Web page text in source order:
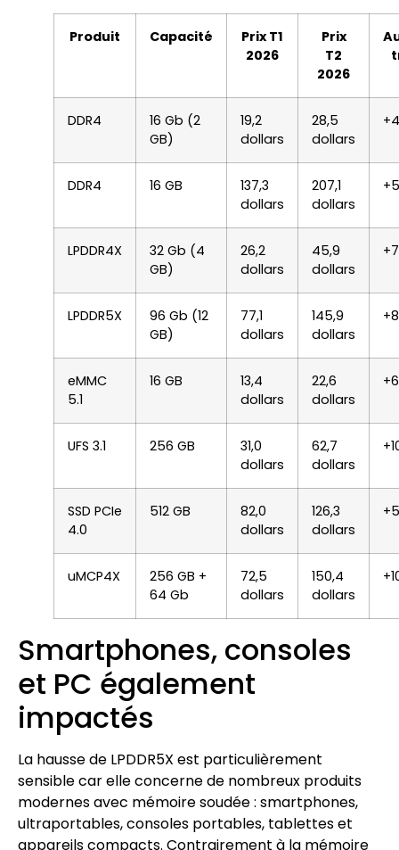
Produit Capacité
Prix T1
2026
Prix
T2
2026
DDR4
16 Gb (2
GB)
19,2
dollars
28,5
dollars
DDR4 16 GB
137,3
dollars
207,1
dollars
LPDDR4X
32 Gb (4
GB)
26,2
dollars
45,9
dollars
LPDDR5X
96 Gb (12
GB)
77,1
dollars
145,9
dollars
eMMC
5.1
16 GB
13,4
dollars
22,6
dollars
UFS 3.1 256 GB
31,0
dollars
62,7
dollars
SSD PCIe
4.0
512 GB
82,0
dollars
126,3
dollars
uMCP4X
256 GB +
64 Gb
72,5
dollars
150,4
dollars
Smartphones, consoles
et PC également
impactés
La hausse de LPDDR5X est particulièrement
sensible car elle concerne de nombreux produits
modernes avec mémoire soudée : smartphones,
ultraportables, consoles portables, tablettes et
appareils compacts. Contrairement à la mémoire